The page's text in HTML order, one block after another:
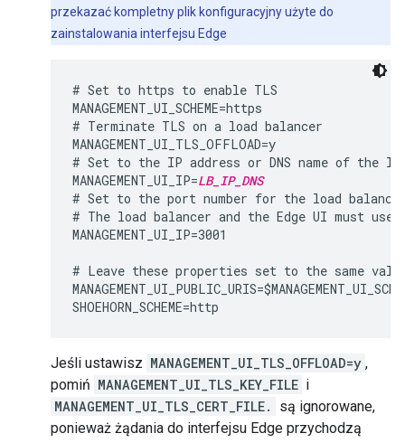
przekazać kompletny plik konfiguracyjny użyte do
zainstalowania interfejsu Edge
# Set to https to enable TLS
MANAGEMENT_UI_SCHEME=https
# Terminate TLS on a load balancer
MANAGEMENT_UI_TLS_OFFLOAD=y
# Set to the IP address or DNS name of the
MANAGEMENT_UI_IP=LB_IP_DNS
# Set to the port number for the load
# The load balancer and the Edge UI must use
MANAGEMENT_UI_IP=3001
# Leave these properties set to the same
Jeśli ustawisz MANAGEMENT_UI_TLS_OFFLOAD=y ,
pomiń MANAGEMENT_UI_TLS_KEY_FILE i
MANAGEMENT_UI_TLS_CERT_FILE.
są ignorowane,
ponieważ żądania do interfejsu Edge przychodzą